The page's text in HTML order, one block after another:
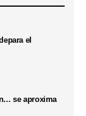
el
se aproxima